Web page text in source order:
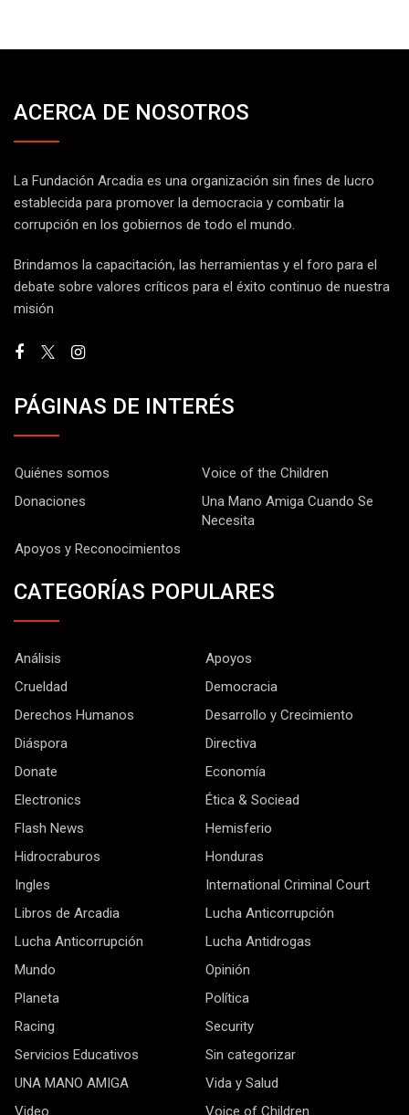
ACERCA DE NOSOTROS
La Fundación Arcadia es una organización sin fines de lucro
establecida para promover la democracia y combatir la
corrupción en los gobiernos de todo el mundo.
Brindamos la capacitación, las herramientas y el foro para el
debate sobre valores críticos para el éxito continuo de nuestra
misión
PÁGINAS DE INTERÉS
Quiénes somos
Voice of the Children
Donaciones
Una Mano Amiga Cuando Se
Necesita
Apoyos y Reconocimientos
CATEGORÍAS POPULARES
Análisis
Apoyos
Crueldad
Democracia
Derechos Humanos
Desarrollo y Crecimiento
Diáspora
Directiva
Donate
Economía
Electronics
Ética & Sociead
Flash News
Hemisferio
Hidrocraburos
Honduras
Ingles
International Criminal Court
Libros de Arcadia
Lucha Anticorrupción
Lucha Anticorrupción
Lucha Antidrogas
Mundo
Opinión
Planeta
Política
Racing
Security
Servicios Educativos
Sin categorizar
UNA MANO AMIGA
Vida y Salud
Video
Voice of Children